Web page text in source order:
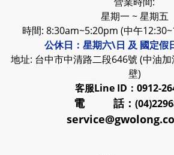
星期一 ~ 星期五
時間: 8:30am~5:20pm (中午
公休日：星期六\日 及 國定假
地址: 台中市中清路二段646號 (中油
壁)
客服Line ID：0912-
電 話：